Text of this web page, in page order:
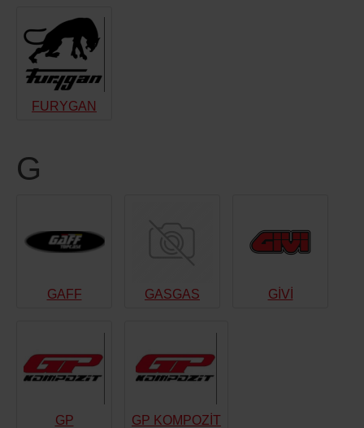
FURYGAN
G
GAFF GASGAS GİVİ
GP GP KOMPOZİT